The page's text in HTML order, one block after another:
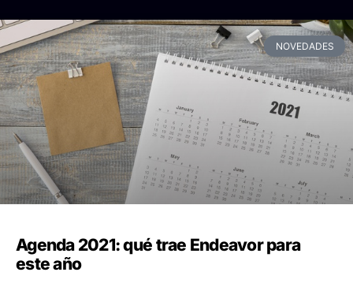
NOVEDADES
Agenda 2021: qué trae Endeavor para
este año